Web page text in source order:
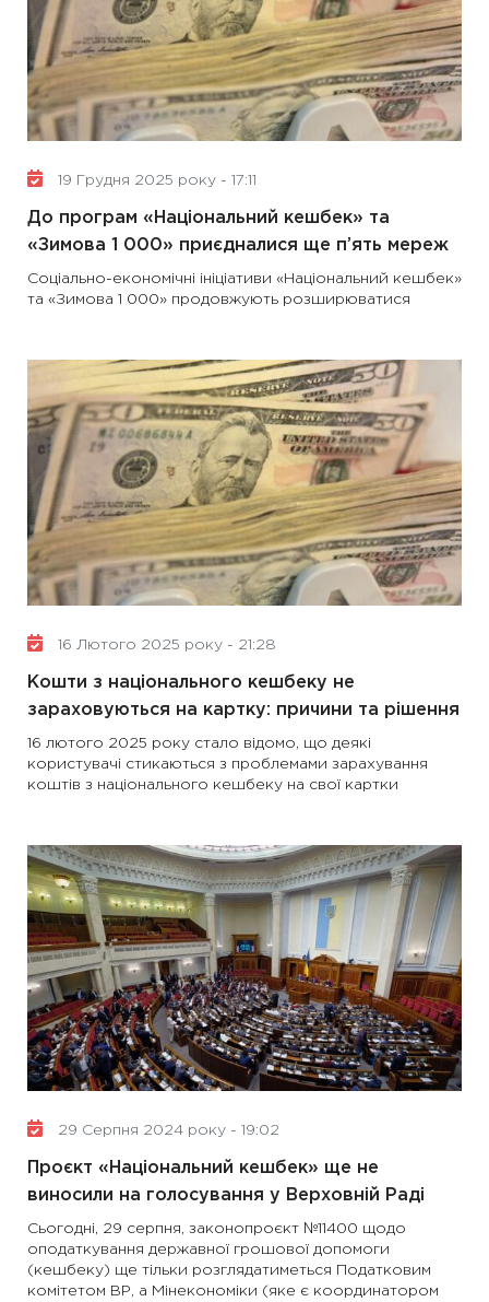
19 Грудня 2025 року - 17:11
До програм «Національний кешбек» та
«Зимова 1 000» приєдналися ще п’ять мереж
Соціально-економічні ініціативи «Національний кешбек»
та «Зимова 1 000» продовжують розширюватися
16 Лютого 2025 року - 21:28
Кошти з національного кешбеку не
зараховуються на картку: причини та рішення
16 лютого 2025 року стало відомо, що деякі
користувачі стикаються з проблемами зарахування
коштів з національного кешбеку на свої картки
29 Серпня 2024 року - 19:02
Проєкт «Національний кешбек» ще не
виносили на голосування у Верховній Раді
Сьогодні, 29 серпня, законопроєкт №11400 щодо
оподаткування державної грошової допомоги
(кешбеку) ще тільки розглядатиметься Податковим
комітетом ВР, а Мінекономіки (яке є координатором